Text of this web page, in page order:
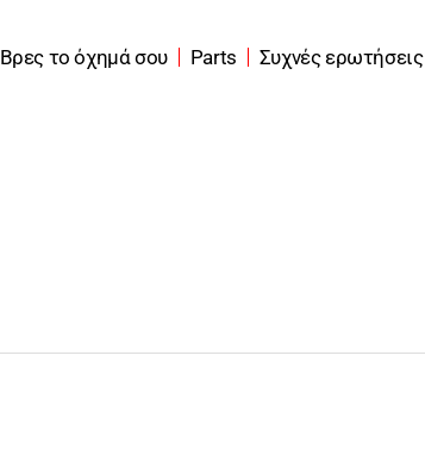
Βρες το όχημά σου Parts Συχνές ερωτήσεις